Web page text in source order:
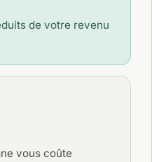
de votre revenu
vous coûte